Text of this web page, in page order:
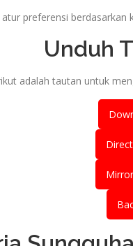
preferensi
Unduh
adalah tautan untuk